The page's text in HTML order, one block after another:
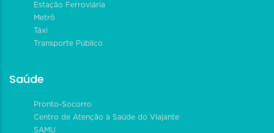
Estação Ferroviária
Metrô
Táxi
Transporte Público
Saúde
Pronto-Socorro
Centro de Atenção à Saúde do Viajante
SAMU